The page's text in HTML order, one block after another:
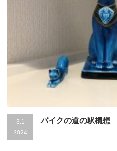
3.1
2024
バイクの道の駅構想